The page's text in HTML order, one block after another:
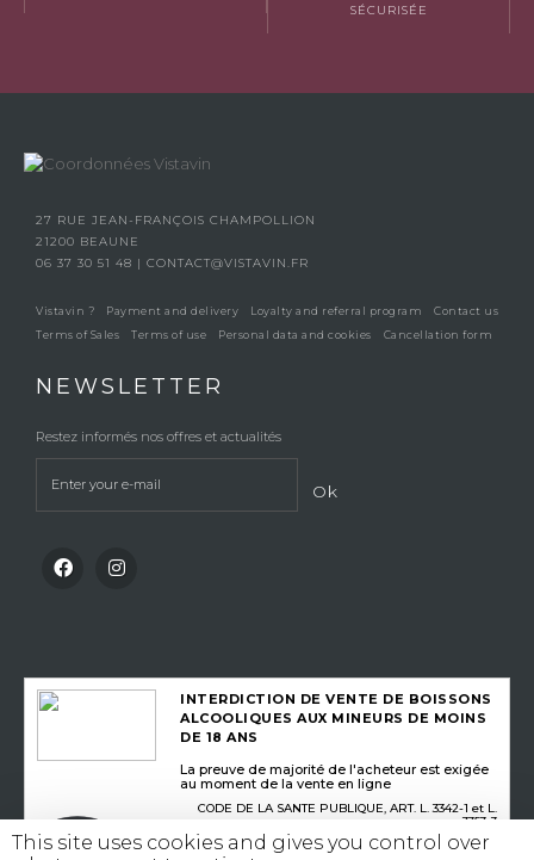
SÉCURISÉE
27 RUE JEAN-FRANÇOIS CHAMPOLLION
21200 BEAUNE
06 37 30 51 48 | CONTACT@VISTAVIN.FR
Vistavin ? Payment and delivery Loyalty and referral program
Contact us
Terms of Sales
Terms of use Personal data and cookies Cancellation form
NEWSLETTER
Restez informés nos offres et actualités
Ok
INTERDICTION DE VENTE DE BOISSONS
ALCOOLIQUES AUX MINEURS DE MOINS
DE 18 ANS
La preuve de majorité de l'acheteur est exigée
au moment de la vente en ligne
CODE DE LA SANTE PUBLIQUE, ART. L. 3342-1 et L.
3353-3
This site uses cookies and gives you control over